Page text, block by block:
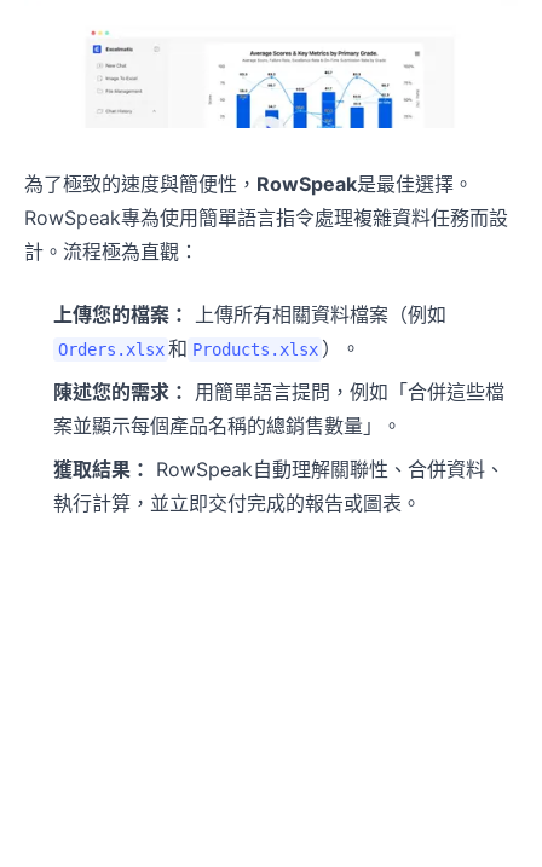
為了極致的速度與簡便性， RowSpeak是最佳選擇。
RowSpeak專為使用簡單語言指令處理複雜資料任務而設
計。流程極為直觀：
上傳您的檔案： 上傳所有相關資料檔案（例如
Orders.xlsx 和 Products.xlsx ）。
陳述您的需求： 用簡單語言提問，例如「合併這些檔
案並顯示每個產品名稱的總銷售數量」。
獲取結果： RowSpeak自動理解關聯性、合併資料、
執行計算，並立即交付完成的報告或圖表。